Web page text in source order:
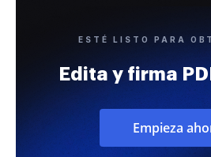
ESTÉ LISTO PARA
Edita y firma
Empieza